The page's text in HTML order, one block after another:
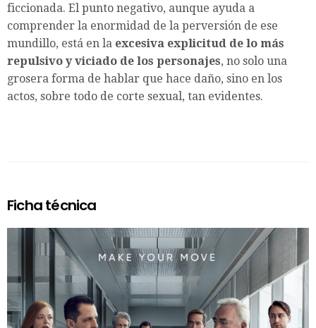
ficcionada. El punto negativo, aunque ayuda a
comprender la enormidad de la perversión de ese
mundillo, está en la excesiva explicitud de lo más
repulsivo y viciado de los personajes, no solo una
grosera forma de hablar que hace daño, sino en los
actos, sobre todo de corte sexual, tan evidentes.
Ficha técnica